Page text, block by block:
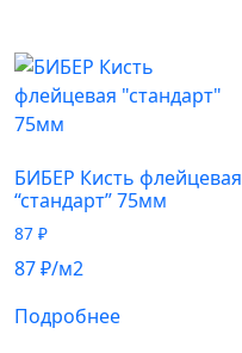
БИБЕР Кисть флейцевая
“стандарт” 75мм
87 ₽
87₽/м2
Подробнее